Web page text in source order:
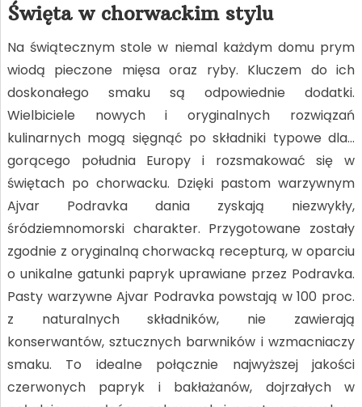
Święta w chorwackim stylu
Na świątecznym stole w niemal każdym domu prym
wiodą pieczone mięsa oraz ryby. Kluczem do ich
doskonałego smaku są odpowiednie dodatki.
Wielbiciele nowych i oryginalnych rozwiązań
kulinarnych mogą sięgnąć po składniki typowe dla…
gorącego południa Europy i rozsmakować się w
świętach po chorwacku. Dzięki pastom warzywnym
Ajvar Podravka dania zyskają niezwykły,
śródziemnomorski charakter. Przygotowane zostały
zgodnie z oryginalną chorwacką recepturą, w oparciu
o unikalne gatunki papryk uprawiane przez Podravka.
Pasty warzywne Ajvar Podravka powstają w 100 proc.
z naturalnych składników, nie zawierają
konserwantów, sztucznych barwników i wzmacniaczy
smaku. To idealne połącznie najwyższej jakości
czerwonych papryk i bakłażanów, dojrzałych w